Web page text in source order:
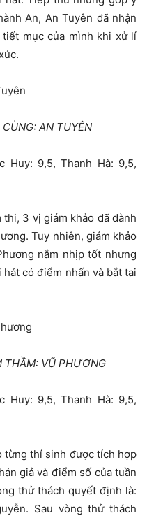
An, An Tuyên đã nhận
mục của mình khi xử lí
AN TUYÊN
9,5, Thanh Hà: 9,5,
3 vị giám khảo đã dành
Tuy nhiên, giám khảo
nắm nhịp tốt nhưng
có điểm nhấn và bắt tai
THẦM: VŨ PHƯƠNG
9,5, Thanh Hà: 9,5,
từng thí sinh được tích hợp
giả và điểm số của tuần
thử thách quyết định là:
Sau vòng thử thách